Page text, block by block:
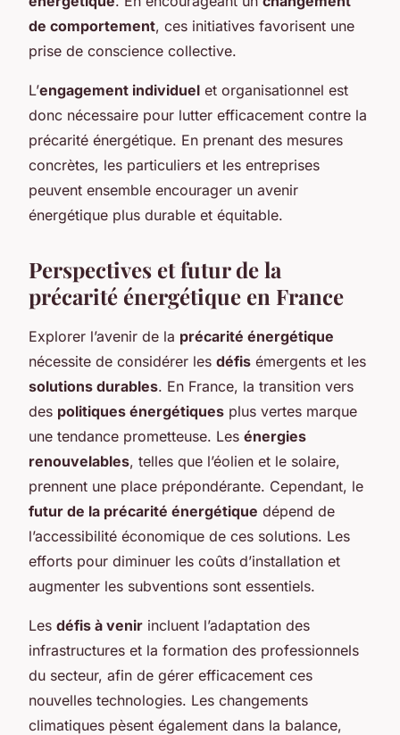
de comportement, ces initiatives favorisent une
prise de conscience collective.
L’engagement individuel et organisationnel est
donc nécessaire pour lutter efficacement contre la
précarité énergétique. En prenant des mesures
concrètes, les particuliers et les entreprises
peuvent ensemble encourager un avenir
énergétique plus durable et équitable.
Perspectives et futur de la
précarité énergétique en France
Explorer l’avenir de la précarité énergétique
nécessite de considérer les défis émergents et les
solutions durables. En France, la transition vers
des politiques énergétiques plus vertes marque
une tendance prometteuse. Les énergies
renouvelables, telles que l’éolien et le solaire,
prennent une place prépondérante. Cependant, le
futur de la précarité énergétique dépend de
l’accessibilité économique de ces solutions. Les
efforts pour diminuer les coûts d’installation et
augmenter les subventions sont essentiels.
Les défis à venir incluent l’adaptation des
infrastructures et la formation des professionnels
du secteur, afin de gérer efficacement ces
nouvelles technologies. Les changements
climatiques pèsent également dans la balance,